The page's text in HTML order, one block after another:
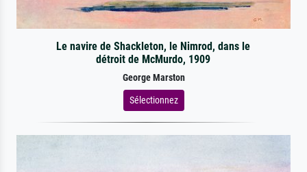
Le navire de Shackleton, le Nimrod, dans le
détroit de McMurdo, 1909
George Marston
Sélectionnez